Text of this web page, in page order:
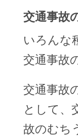
交通事故
いろんな
交通事故
交通事故
として、
故のむち